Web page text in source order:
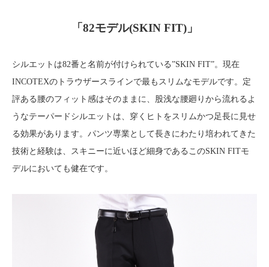
「82モデル(SKIN FIT)」
シルエットは82番と名前が付けられている”SKIN FIT”。現在
INCOTEXのトラウザースラインで最もスリムなモデルです。定
評ある腰のフィット感はそのままに、股浅な腰廻りから流れるよ
うなテーパードシルエットは、穿くヒトをスリムかつ足長に見せ
る効果があります。パンツ専業として長きにわたり培われてきた
技術と経験は、スキニーに近いほど細身であるこのSKIN FITモ
デルにおいても健在です。